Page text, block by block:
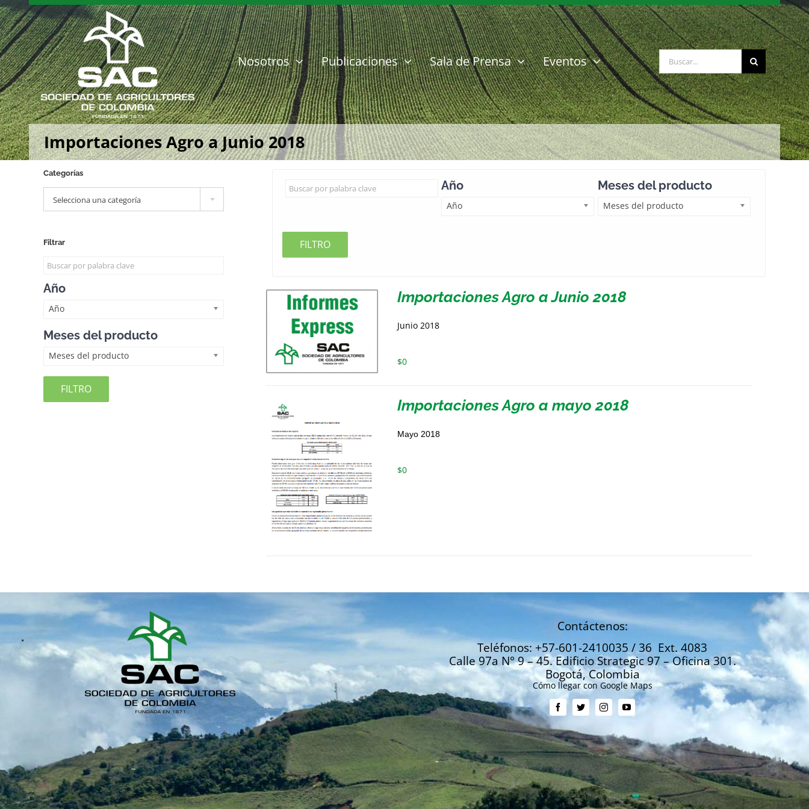
Saltar
al
contenido
Nosotros Publicaciones Sala de Prensa Eventos Buscar:
Importaciones Agro a Junio 2018
Año
Año
Meses del producto
Meses del producto
FILTRO
Importaciones Agro a Junio 2018
Junio 2018
$0
Importaciones Agro a mayo 2018
Mayo 2018
$0
Categorías
Selecciona una categoría
Filtrar
Año
Año
Meses del producto
Meses del producto
FILTRO
Contáctenos:
Teléfonos: +57-601-2410035 / 36 Ext. 4083
Calle 97a N° 9 – 45. Edificio Strategic 97 – Oficina 301.
Bogotá, Colombia
Cómo llegar con Google Maps